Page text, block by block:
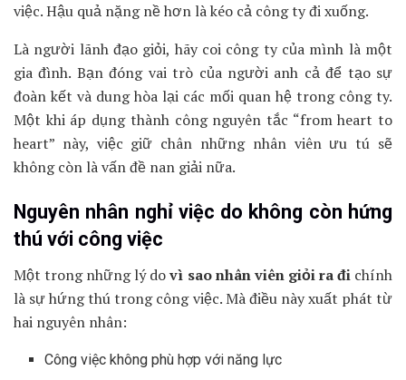
việc. Hậu quả nặng nề hơn là kéo cả công ty đi xuống.
Là người lãnh đạo giỏi, hãy coi công ty của mình là một
gia đình. Bạn đóng vai trò của người anh cả để tạo sự
đoàn kết và dung hòa lại các mối quan hệ trong công ty.
Một khi áp dụng thành công nguyên tắc “from heart to
heart” này, việc giữ chân những nhân viên ưu tú sẽ
không còn là vấn đề nan giải nữa.
Nguyên nhân nghỉ việc do không còn hứng
thú với công việc
Một trong những lý dovì sao nhân viên giỏi ra đichính
là sự hứng thú trong công việc. Mà điều này xuất phát từ
hai nguyên nhân:
Công việc không phù hợp với năng lực